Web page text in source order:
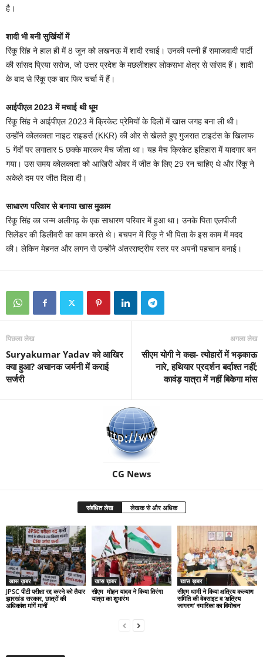
है।
शादी भी बनी सुर्खियों में
रिंकू सिंह ने हाल ही में 8 जून को लखनऊ में शादी रचाई। उनकी पत्नी हैं समाजवादी पार्टी
की सांसद प्रिया सरोज, जो उत्तर प्रदेश के मछलीशहर लोकसभा क्षेत्र से सांसद हैं। शादी
के बाद से रिंकू एक बार फिर चर्चा में हैं।
आईपीएल 2023 में मचाई थी धूम
रिंकू सिंह ने आईपीएल 2023 में क्रिकेट प्रेमियों के दिलों में खास जगह बना ली थी।
उन्होंने कोलकाता नाइट राइडर्स (KKR) की ओर से खेलते हुए गुजरात टाइटंस के खिलाफ
5 गेंदों पर लगातार 5 छक्के मारकर मैच जीता था। यह मैच क्रिकेट इतिहास में यादगार बन
गया। उस समय कोलकाता को आखिरी ओवर में जीत के लिए 29 रन चाहिए थे और रिंकू ने
अकेले दम पर जीत दिला दी।
साधारण परिवार से बनाया खास मुकाम
रिंकू सिंह का जन्म अलीगढ़ के एक साधारण परिवार में हुआ था। उनके पिता एलपीजी
सिलेंडर की डिलीवरी का काम करते थे। बचपन में रिंकू ने भी पिता के इस काम में मदद
की। लेकिन मेहनत और लगन से उन्होंने अंतरराष्ट्रीय स्तर पर अपनी पहचान बनाई।
पिछला लेख
Suryakumar Yadav को आखिर
क्या हुआ? अचानक जर्मनी में कराई
सर्जरी
अगला लेख
सीएम योगी ने कहा- त्योहारों में भड़काऊ
नारे, हथियार प्रदर्शन बर्दाश्त नहीं;
कावंड़ यात्रा में नहीं बिकेगा मांस
CG News
संबंधित लेख लेखक से और अधिक
खास ख़बर
JPSC पीटी परीक्षा रद्द करने को तैयार
झारखंड सरकार, छात्रों की
अधिकांश मांगें मानीं
खास ख़बर
सीएम मोहन यादव ने किया तिरंगा
यात्रा का शुभारंभ
खास ख़बर
सीएम धामी ने किया क्षत्रिय कल्याण
समिति की वेबसाइट व ‘क्षत्रिय
जागरण’ स्मारिका का विमोचन